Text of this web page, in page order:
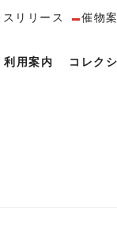
スリリース 催物
利用案内 コレク